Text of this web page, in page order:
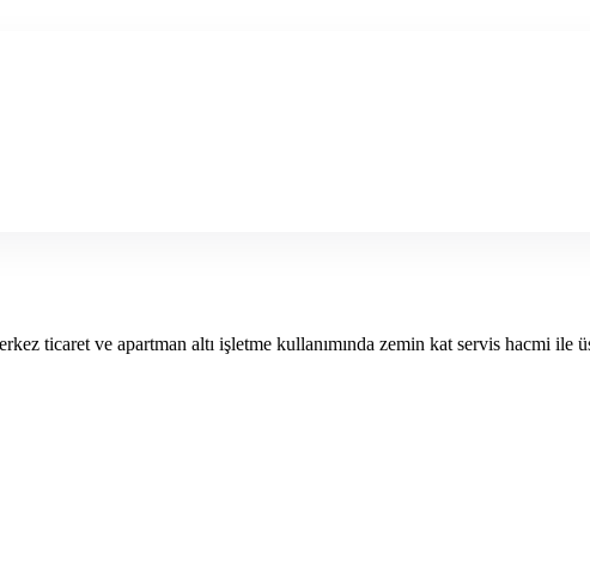
ticaret ve apartman altı işletme kullanımında zemin kat servis hacmi ile